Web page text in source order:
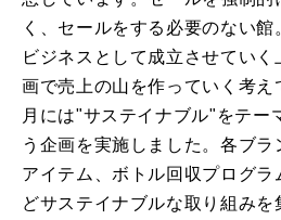
く、セールをする必要のない
ビジネスとして成立させてい
画で売上の山を作っていく考
月には"サステイナブル"をテー
う企画を実施しました。各ブ
アイテム、ボトル回収プログ
どサステイナブルな取り組み